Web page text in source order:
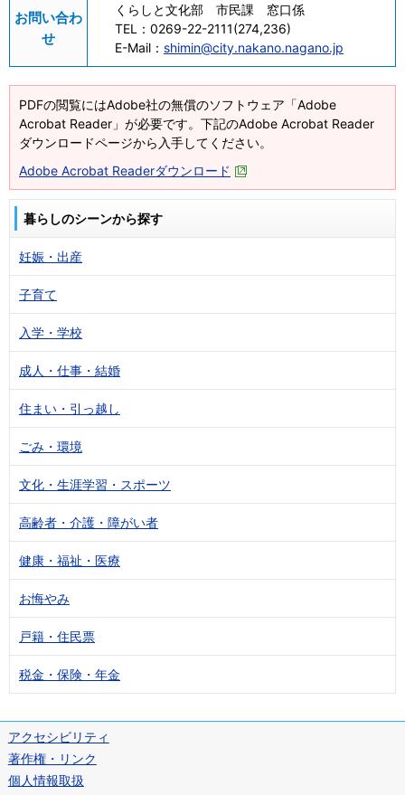
お問い合わ
せ
くらしと文化部 市民課 窓口係
TEL： 0269-22-2111(274,236)
E-Mail： shimin@city.nakano.nagano.jp
PDFの閲覧にはAdobe社の無償のソフトウェア「Adobe
Acrobat Reader」が必要です。下記のAdobe Acrobat Reader
ダウンロードページから入手してください。
Adobe Acrobat Readerダウンロード
暮らしのシーンから探す
妊娠・出産
子育て
入学・学校
成人・仕事・結婚
住まい・引っ越し
ごみ・環境
文化・生涯学習・スポーツ
高齢者・介護・障がい者
健康・福祉・医療
お悔やみ
戸籍・住民票
税金・保険・年金
アクセシビリティ
著作権・リンク
個人情報取扱